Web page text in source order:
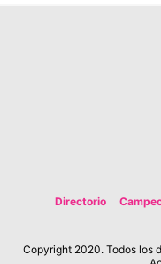
Directorio
Copyright 2020. Todos los